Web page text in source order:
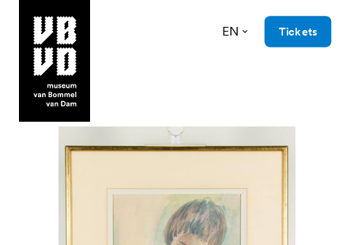
museum van Bommel van Dam
EN Tickets